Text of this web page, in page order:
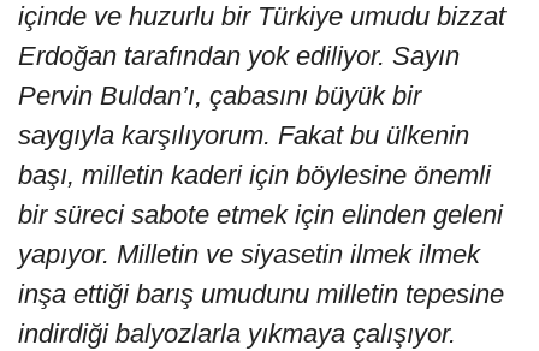
içinde ve huzurlu bir Türkiye umudu bizzat
Erdoğan tarafından yok ediliyor. Sayın
Pervin Buldan’ı, çabasını büyük bir
saygıyla karşılıyorum. Fakat bu ülkenin
başı, milletin kaderi için böylesine önemli
bir süreci sabote etmek için elinden geleni
yapıyor. Milletin ve siyasetin ilmek ilmek
inşa ettiği barış umudunu milletin tepesine
indirdiği balyozlarla yıkmaya çalışıyor.